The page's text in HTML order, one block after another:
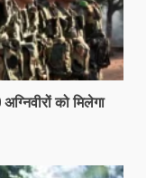
को मिलेगा